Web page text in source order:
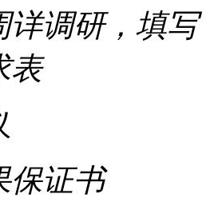
详调研，填写
表
保证书